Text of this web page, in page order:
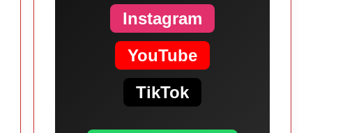
Instagram
YouTube
TikTok